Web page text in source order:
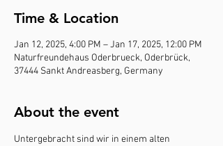
Time & Location
Jan 12, 2025, 4:00 PM – Jan 17, 2025, 12:00 PM
Naturfreundehaus Oderbrueck, Oderbrück,
37444 Sankt Andreasberg, Germany
About the event
Untergebracht sind wir in einem alten